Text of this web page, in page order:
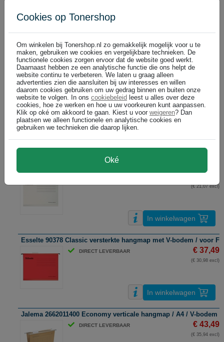
Elba Verticfile Ultimate hangmappen met V-bodem / A4 / blauw /
In winkelwagen
Esselte 90316 Classic versterkte hangmap / A4 / karton / rood /
DIRECT LEVERBAAR € 25,49
(€ 21,07 excl)
(€ 21,07 excl)
In winkelwagen
Esselte 90378 Classic versterkte hangmap met V-bodem / voor
DIRECT LEVERBAAR € 37,49
(€ 30,98 excl)
In winkelwagen
Jalema 2662011400 Economy verticale hangmap / A4 / V-bodem
DIRECT LEVERBAAR € 43,49
(€ 35,94 excl)
Cookies op Tonershop
Om winkelen bij Tonershop.nl zo gemakkelijk mogelijk voor u te
maken, gebruiken we cookies en vergelijkbare technieken. De
functionele cookies zorgen ervoor dat de website goed werkt.
Daarnaast hebben ze een analytische functie die ons helpt de
website continu te verbeteren. We laten u graag alleen
advertenties zien die aansluiten bij uw interesses en willen
daarom cookies gebruiken om uw gedrag binnen en buiten onze
website te volgen. In ons cookiebeleid leest u alles over deze
cookies, hoe ze werken en hoe u uw voorkeuren kunt aanpassen.
Klik op oké om akkoord te gaan. Kiest u voor weigeren? Dan
plaatsen we alleen functionele en analytische cookies en
gebruiken we technieken die daarop lijken.
Oké